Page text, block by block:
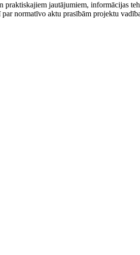
jautājumiem, informācijas
normatīvo aktu prasībām projektu